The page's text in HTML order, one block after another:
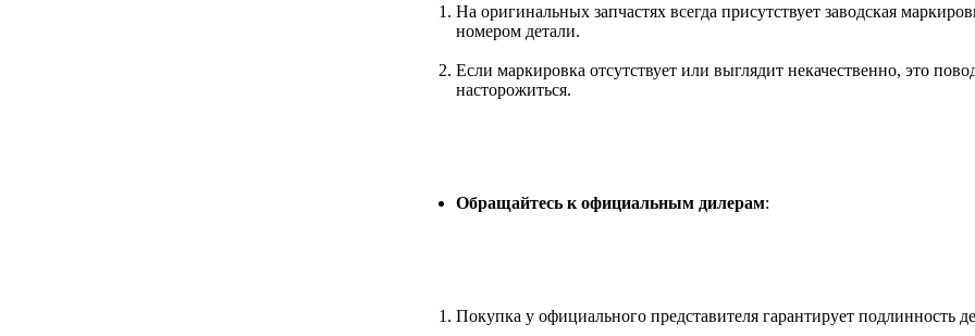
На оригинальных запчастях всегда присутствует заводская
номером детали.
Если маркировка отсутствует или выглядит некачественно, это
насторожиться.
Обращайтесь к официальным дилерам:
Покупка у официального представителя гарантирует подлинность